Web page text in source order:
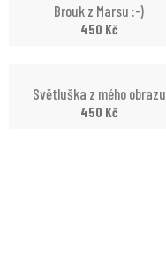
Brouk z Marsu :-)
450 Kč
Světluška z mého obrazu
450 Kč